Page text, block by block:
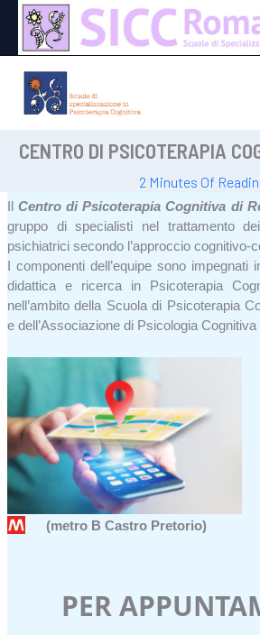
contenuto
CENTRO DI PSICOTERAPIA
2 Minutes Of
IlCentro di Psicoterapia Cognitiva di
gruppo di specialisti nel trattamento
psichiatrici secondo l’approccio cognitivo-
I componenti dell’equipe sono impegnati
didattica e ricerca in Psicoterapia
nell’ambito della Scuola di Psicoterapia
e dell’Associazione di Psicologia
(metro B Castro Pretorio)
PER